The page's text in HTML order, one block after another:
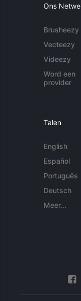
Ons
Brusheezy
Vecteezy
Videezy
Word een
provider
Talen
English
Español
Português
Deutsch
Meer...